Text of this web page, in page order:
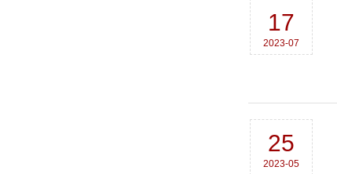
17
2023-07
25
2023-05